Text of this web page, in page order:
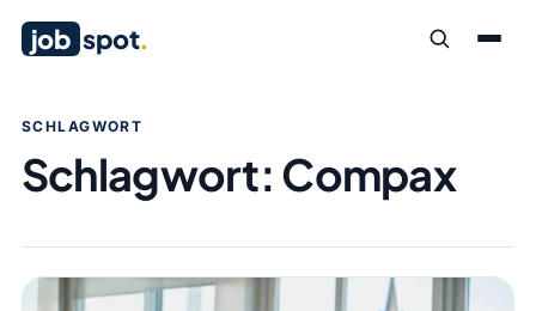
job spot.
SCHLAGWORT
Schlagwort:Compax